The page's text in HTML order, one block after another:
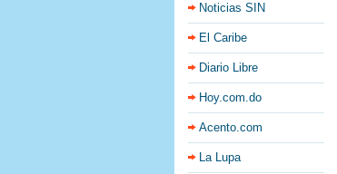
Noticias SIN
El Caribe
Diario Libre
Hoy.com.do
Acento.com
La Lupa